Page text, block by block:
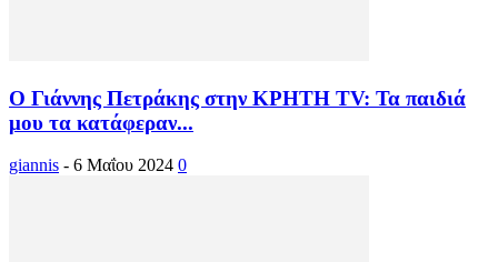
Ο Γιάννης Πετράκης στην ΚΡΗΤΗ TV: Τα παιδιά
μου τα κατάφεραν...
giannis - 6 Μαΐου 2024 0